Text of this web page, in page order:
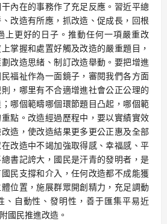
內在的事務作了充足反應。習近平總
改造有所應，抓改造、促成長，回根
上更好的日子。推動任何一項嚴重改
掌握和處置好觸及改造的嚴重題目，
改造思緒、制訂改造舉動。要把增進
福祉作為一面鏡子，審閱我們各方面
，哪里有不合適增進社會公正公理的
哪個範疇哪個環節題目凸起，哪個範
點。改造經過歷程中，要以實績實效
造，使改造結果更多更公正惠及全部
改造中不竭加強取得感、幸福感、平
書記誇大，國民是汗青的發明者，是
民支撐和介入，任何改造都不成能獲
位置，施展群眾開創精力，充足調動
、自動性、發明性，善于匯集平易近
國民推進改造。